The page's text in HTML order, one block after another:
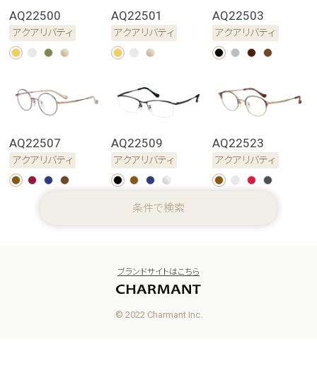
AQ22500
アクアリバティ
AQ22501
アクアリバティ
AQ22503
アクアリバティ
AQ22507
アクアリバティ
AQ22509
アクアリバティ
AQ22523
アクアリバティ
条件で検索
ブランドサイトはこちら
© 2022 Charmant Inc.